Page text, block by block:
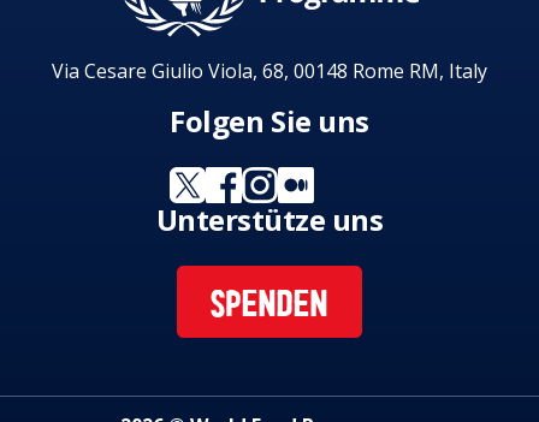
Via Cesare Giulio Viola, 68, 00148 Rome RM, Italy
Folgen Sie uns
Unterstütze uns
SPENDEN